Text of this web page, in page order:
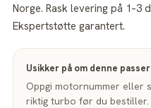
Norge. Rask levering på 1–3
Ekspertstøtte garantert.
Usikker på om denne
Oppgi motornummer eller
riktig turbo før du bestiller.